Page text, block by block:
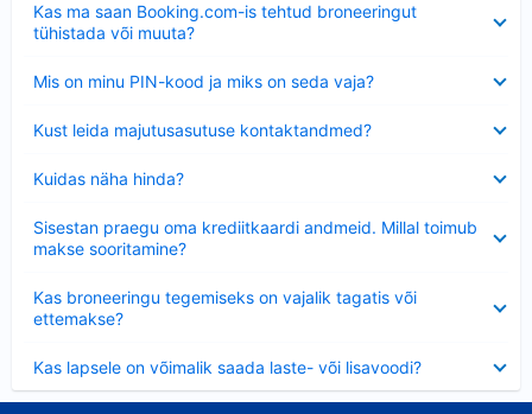
Kas ma saan Booking.com-is tehtud broneeringut
tühistada või muuta?
Mis on minu PIN-kood ja miks on seda vaja?
Kust leida majutusasutuse kontaktandmed?
Kuidas näha hinda?
Sisestan praegu oma krediitkaardi andmeid. Millal toimub
makse sooritamine?
Kas broneeringu tegemiseks on vajalik tagatis või
ettemakse?
Kas lapsele on võimalik saada laste- või lisavoodi?